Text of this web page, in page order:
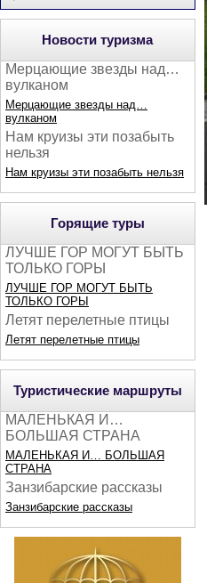
Новости туризма
Мерцающие звезды над…
вулканом
Мерцающие звезды над…
вулканом
Нам круизы эти позабыть
нельзя
Нам круизы эти позабыть нельзя
Горящие туры
ЛУЧШЕ ГОР МОГУТ БЫТЬ
ТОЛЬКО ГОРЫ
ЛУЧШЕ ГОР МОГУТ БЫТЬ
ТОЛЬКО ГОРЫ
Летят перелетные птицы
Летят перелетные птицы
Туристические маршруты
МАЛЕНЬКАЯ И…
БОЛЬШАЯ СТРАНА
МАЛЕНЬКАЯ И… БОЛЬШАЯ
СТРАНА
Занзибарские рассказы
Занзибарские рассказы